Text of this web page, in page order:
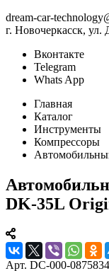
dream-car-
г. Новочеркасск,
Вконтакте
Telegram
Whats App
Главная
Каталог
Инструменты
Компрессоры
DK-35L
Арт. DC-000-0875834